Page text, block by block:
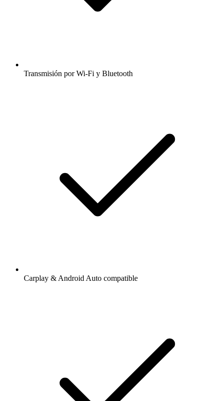
Transmisión por Wi-Fi y Bluetooth
Carplay & Android Auto compatible